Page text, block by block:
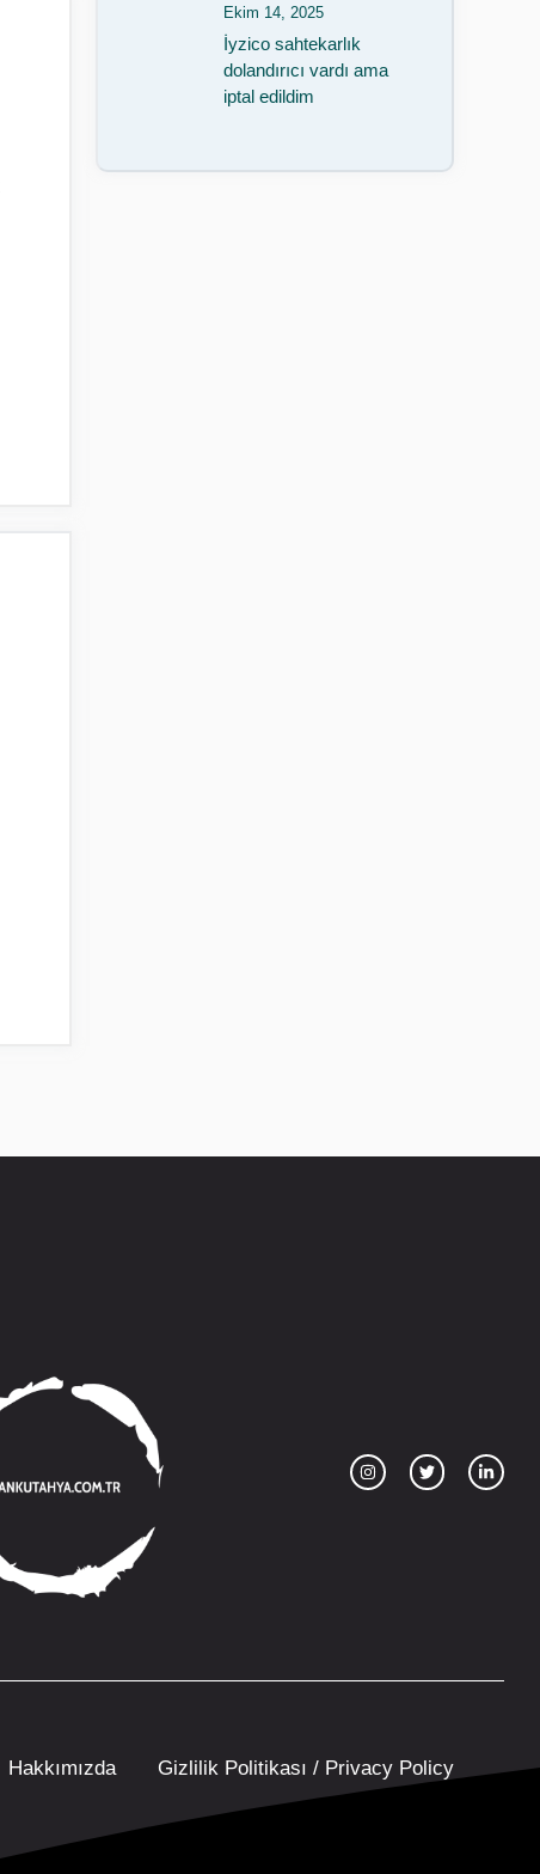
Ekim 14, 2025
İyzico sahtekarlık
dolandırıcı vardı ama
iptal edildim
Hakkımızda Gizlilik Politikası / Privacy Policy